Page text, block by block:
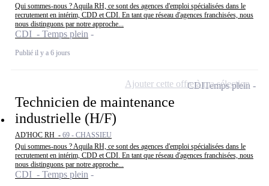
Qui sommes-nous ? Aquila RH, ce sont des agences d'emploi spécialisées dans le
recrutement en intérim, CDD et CDI. En tant que réseau d'agences franchisées, nous
nous distinguons par notre approche...
CDI - Temps plein
Publié il y a 6 jours
Technicien de maintenance
industrielle (H/F)
AD'HOC RH - 69 - CHASSIEU
Qui sommes-nous ? Aquila RH, ce sont des agences d'emploi spécialisées dans le
recrutement en intérim, CDD et CDI. En tant que réseau d'agences franchisées, nous
nous distinguons par notre approche...
CDI - Temps plein
CDITemps plein
Ajouter cette offre à ma sélection